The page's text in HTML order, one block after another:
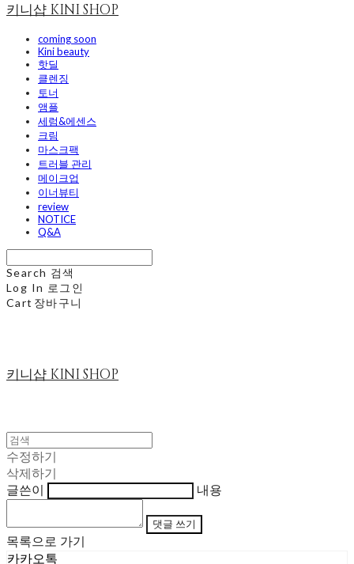
키니샵 KINI SHOP
coming soon
Kini beauty
핫딜
클렌징
토너
앰플
세럼&에센스
크림
마스크팩
트러블 관리
메이크업
이너뷰티
review
NOTICE
Q&A
Search 검색
Log In 로그인
Cart 장바구니
키니샵 KINI SHOP
수정하기
삭제하기
글쓴이
내용
댓글 쓰기
목록으로 가기
카카오톡